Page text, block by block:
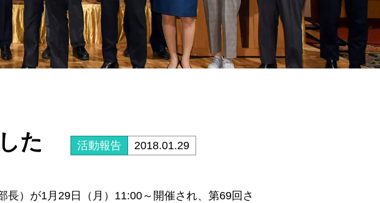
た 活動報告 2018.01.29
）が1月29日（月）11:00～開催され、第69回さ